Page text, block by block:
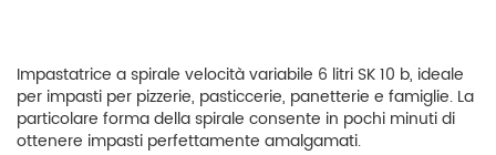
Impastatrice a spirale velocità variabile 6 litri SK 10 b, ideale
per impasti per pizzerie, pasticcerie, panetterie e famiglie. La
particolare forma della spirale consente in pochi minuti di
ottenere impasti perfettamente amalgamati.